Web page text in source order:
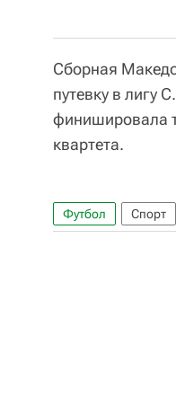
Сборная
путевку в лигу
финишировала
квартета.
Футбол Спорт